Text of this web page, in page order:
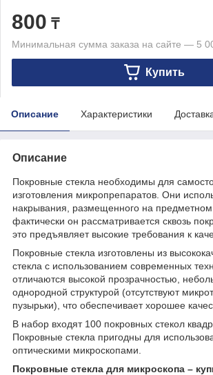
800 ₸
Минимальная сумма заказа на сайте — 5
Купить
Описание Характеристики
Описание
Покровные стекла необходимы для
изготовления микропрепаратов. Они
накрывания, размещенного на предметном
фактически он рассматривается сквозь
это предъявляет высокие требования к
Покровные стекла изготовлены из
стекла с использованием современных
отличаются высокой прозрачностью,
однородной структурой (отсутствуют
пузырьки), что обеспечивает хорошее
В набор входят 100 покровных стекол
Покровные стекла пригодны для
оптическими микроскопами.
Покровные стекла для микроскопа –